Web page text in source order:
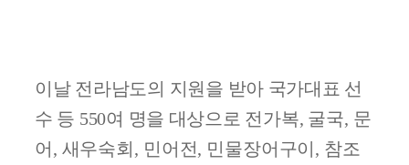
이날 전라남도의 지원을 받아 국가대표 선
수 등 550여 명을 대상으로 전가복, 굴국, 문
어, 새우숙회, 민어전, 민물장어구이, 참조